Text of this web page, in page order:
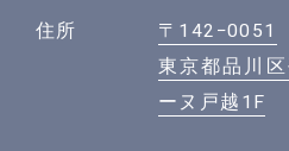
住所
〒142−0051
東京都品川
ーヌ戸越1F